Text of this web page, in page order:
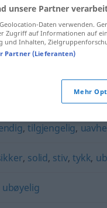
,sta,tverr,
,tilgjengelig,
, solid, stiv,tykk,
ubøyelig
unsere Partner
Daten verwenden.
Zugriff auf Informationen auf
und Inhalten,
Partner (Lieferanten)
Mehr